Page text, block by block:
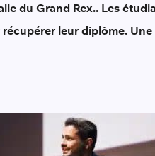
du Grand Rex.. Les
leur diplôme.